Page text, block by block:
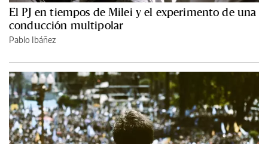
El PJ en tiempos de Milei y el experimento de una
conducción multipolar
Pablo Ibáñez